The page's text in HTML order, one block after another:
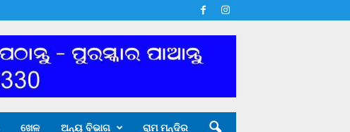
ଖେଳ ଅନ୍ୟ ବିଭାଗ ରାମ ମନ୍ଦିର